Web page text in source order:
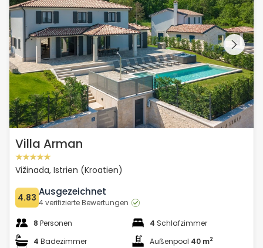
Schauen Sie sich die
gesamte Galerie
Villa Arman
Vižinada, Istrien (Kroatien)
4.83 Ausgezeichnet
4 verifizierte Bewertungen
8 Personen 4 Schlafzimmer
4 Badezimmer Außenpool 40 m2